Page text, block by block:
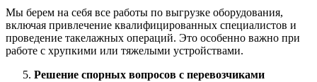
Мы берем на себя все работы по выгрузке оборудования,
включая привлечение квалифицированных специалистов и
проведение такелажных операций. Это особенно важно при
работе с хрупкими или тяжелыми устройствами.
Решение спорных вопросов с перевозчиками